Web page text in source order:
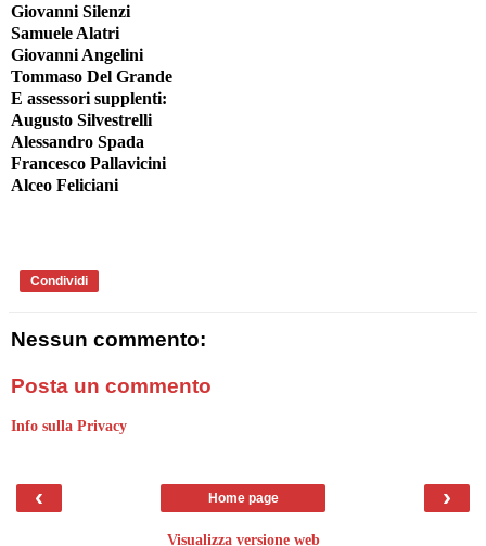
Giovanni Silenzi
Samuele Alatri
Giovanni Angelini
Tommaso Del Grande
E assessori supplenti:
Augusto Silvestrelli
Alessandro Spada
Francesco Pallavicini
Alceo Feliciani
Condividi
Nessun commento:
Posta un commento
Info sulla Privacy
‹ ›
Home page
Visualizza versione web